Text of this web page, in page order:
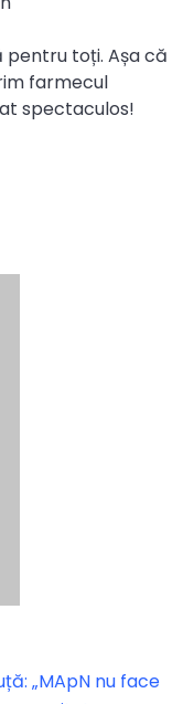
toți. Așa că
farmecul
spectaculos!
„MApN nu face